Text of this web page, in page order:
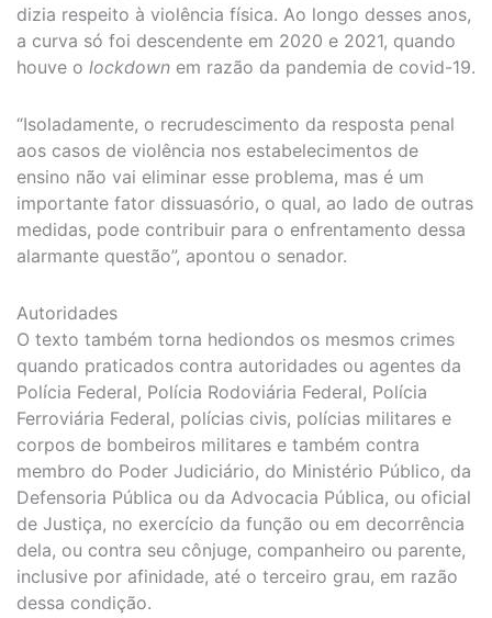
dizia respeito à violência física. Ao longo desses anos,
a curva só foi descendente em 2020 e 2021, quando
houve o lockdown em razão da pandemia de covid-19.
“Isoladamente, o recrudescimento da resposta penal
aos casos de violência nos estabelecimentos de
ensino não vai eliminar esse problema, mas é um
importante fator dissuasório, o qual, ao lado de outras
medidas, pode contribuir para o enfrentamento dessa
alarmante questão”, apontou o senador.
Autoridades
O texto também torna hediondos os mesmos crimes
quando praticados contra autoridades ou agentes da
Polícia Federal, Polícia Rodoviária Federal, Polícia
Ferroviária Federal, polícias civis, polícias militares e
corpos de bombeiros militares e também contra
membro do Poder Judiciário, do Ministério Público, da
Defensoria Pública ou da Advocacia Pública, ou oficial
de Justiça, no exercício da função ou em decorrência
dela, ou contra seu cônjuge, companheiro ou parente,
inclusive por afinidade, até o terceiro grau, em razão
dessa condição.